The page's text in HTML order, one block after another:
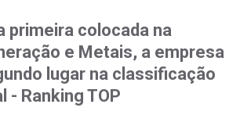
primeira colocada na
e Metais, a empresa
lugar na classificação
- Ranking TOP